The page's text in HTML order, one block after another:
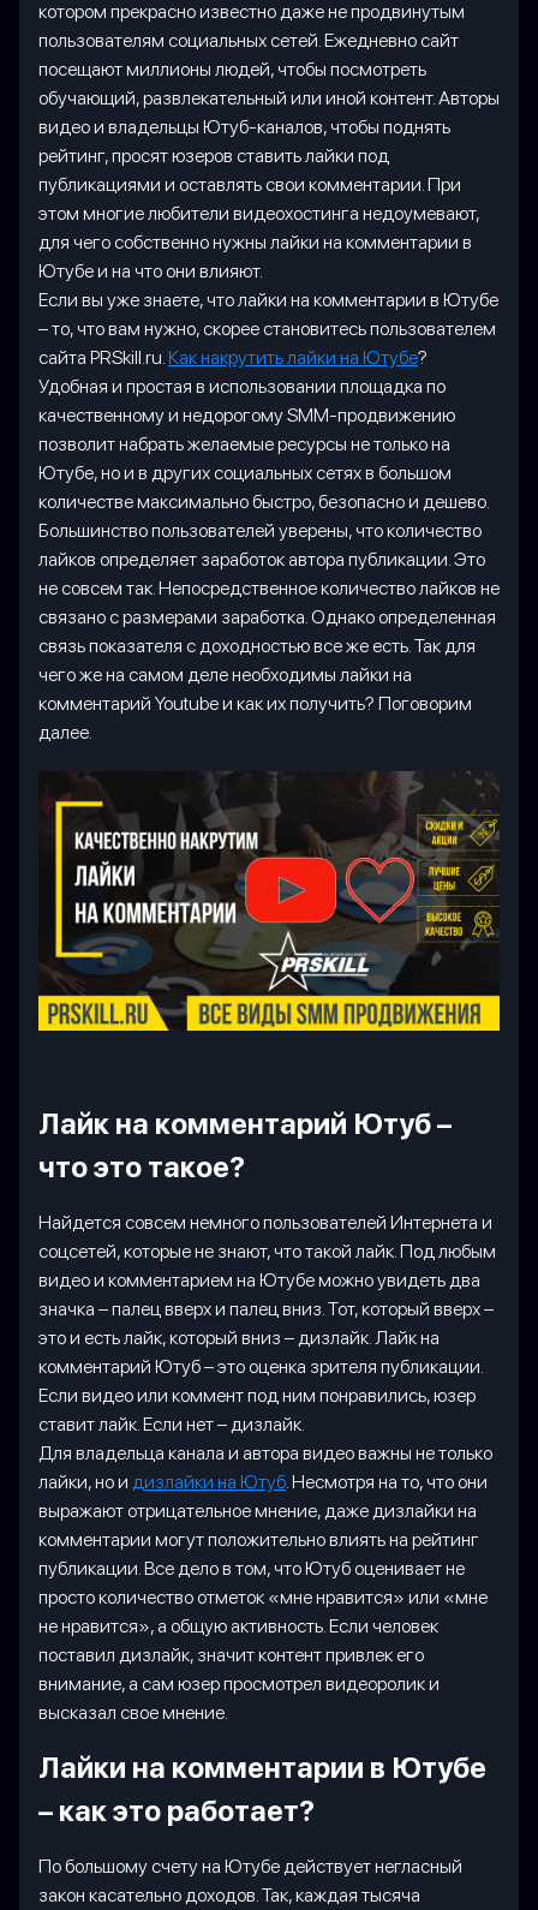
котором прекрасно известно даже не продвинутым
пользователям социальных сетей. Ежедневно сайт
посещают миллионы людей, чтобы посмотреть
обучающий, развлекательный или иной контент. Авторы
видео и владельцы Ютуб-каналов, чтобы поднять
рейтинг, просят юзеров ставить лайки под
публикациями и оставлять свои комментарии. При
этом многие любители видеохостинга недоумевают,
для чего собственно нужны лайки на комментарии в
Ютубе и на что они влияют.
Если вы уже знаете, что лайки на комментарии в Ютубе
– то, что вам нужно, скорее становитесь пользователем
сайта PRSkill.ru. Как накрутить лайки на Ютубе?
Удобная и простая в использовании площадка по
качественному и недорогому SMM-продвижению
позволит набрать желаемые ресурсы не только на
Ютубе, но и в других социальных сетях в большом
количестве максимально быстро, безопасно и дешево.
Большинство пользователей уверены, что количество
лайков определяет заработок автора публикации. Это
не совсем так. Непосредственное количество лайков не
связано с размерами заработка. Однако определенная
связь показателя с доходностью все же есть. Так для
чего же на самом деле необходимы лайки на
комментарий Youtube и как их получить? Поговорим
далее.
Лайк на комментарий Ютуб –
что это такое?
Найдется совсем немного пользователей Интернета и
соцсетей, которые не знают, что такой лайк. Под любым
видео и комментарием на Ютубе можно увидеть два
значка – палец вверх и палец вниз. Тот, который вверх –
это и есть лайк, который вниз – дизлайк. Лайк на
комментарий Ютуб – это оценка зрителя публикации.
Если видео или коммент под ним понравились, юзер
ставит лайк. Если нет – дизлайк.
Для владельца канала и автора видео важны не только
лайки, но и дизлайки на Ютуб . Несмотря на то, что они
выражают отрицательное мнение, даже дизлайки на
комментарии могут положительно влиять на рейтинг
публикации. Все дело в том, что Ютуб оценивает не
просто количество отметок «мне нравится» или «мне
не нравится», а общую активность. Если человек
поставил дизлайк, значит контент привлек его
внимание, а сам юзер просмотрел видеоролик и
высказал свое мнение.
Лайки на комментарии в Ютубе
– как это работает?
По большому счету на Ютубе действует негласный
закон касательно доходов. Так, каждая тысяча